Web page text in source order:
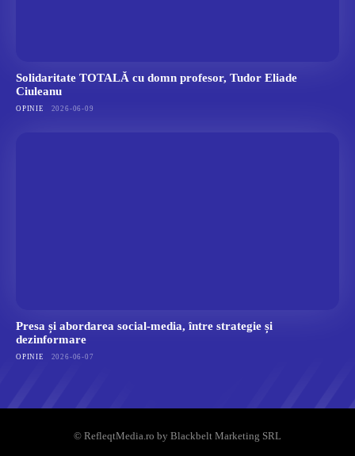
Solidaritate TOTALĂ cu domn profesor, Tudor Eliade
Ciuleanu
OPINIE 2026-06-09
Presa și abordarea social-media, între strategie și
dezinformare
OPINIE 2026-06-07
© RefleqtMedia.ro by Blackbelt Marketing SRL